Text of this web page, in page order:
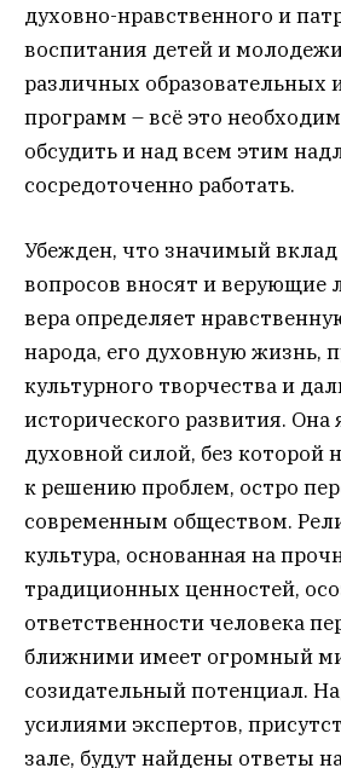
духовно-нравственного и
воспитания детей и
различных образовательных
программ – всё это
обсудить и над всем этим
сосредоточенно работать.
Убежден, что значимый
вопросов вносят и верующие
вера определяет
народа, его духовную жизнь,
культурного творчества и
исторического развития. Она
духовной силой, без которой
к решению проблем, остро
современным обществом.
культура, основанная на
традиционных ценностей,
ответственности человека
ближними имеет огромный
созидательный потенциал.
усилиями экспертов,
зале, будут найдены ответы